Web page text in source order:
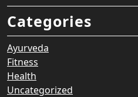
Categories
Ayurveda
Fitness
Health
Uncategorized